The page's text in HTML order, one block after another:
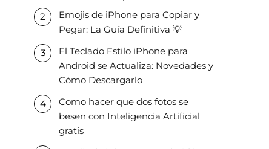
Emojis de iPhone para Copiar y
Pegar: La Guía Definitiva 💡
El Teclado Estilo iPhone para
Android se Actualiza: Novedades y
Cómo Descargarlo
Como hacer que dos fotos se
besen con Inteligencia Artificial
gratis